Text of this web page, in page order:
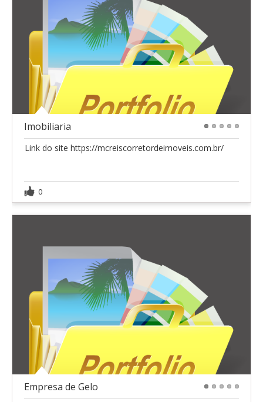
Imobiliaria
Link do site https://mcreiscorretordeimoveis.com.br/
0
Empresa de Gelo